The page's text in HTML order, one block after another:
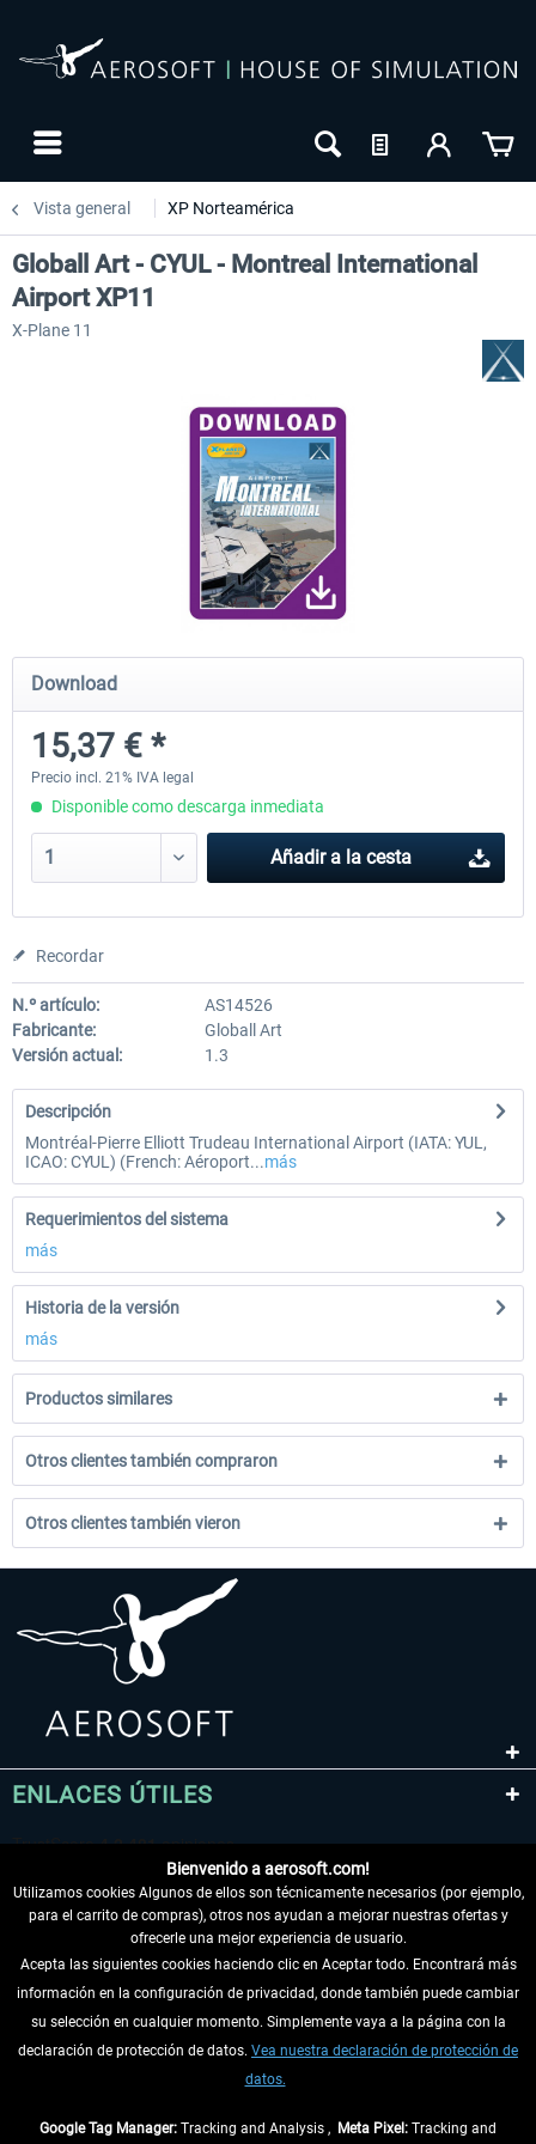
Vista general XP Norteamérica
Base San...
Globall Art - CYUL - Montreal International
Airport XP11
X-Plane 11
Download
15,37 € *
Precio incl. 21% IVA legal
Disponible como descarga inmediata
Añadir a la cesta
Recordar
N.º artículo:
AS14526
Fabricante:
Globall Art
Versión actual:
1.3
Descripción
Montréal-Pierre Elliott Trudeau International Airport (IATA: YUL,
ICAO: CYUL) (French: Aéroport...más
Requerimientos del sistema
más
Historia de la versión
más
Productos similares
Otros clientes también compraron
Otros clientes también vieron
ENLACES ÚTILES
DESISTIR DEL CONTRATO
INFORMACIÓN
Bienvenido a aerosoft.com!
Utilizamos cookies Algunos de ellos son técnicamente necesarios (por ejemplo,
para el carrito de compras), otros nos ayudan a mejorar nuestras ofertas y
ofrecerle una mejor experiencia de usuario.
Acepta las siguientes cookies haciendo clic en Aceptar todo. Encontrará más
información en la configuración de privacidad, donde también puede cambiar
su selección en cualquier momento. Simplemente vaya a la página con la
declaración de protección de datos. Vea nuestra declaración de protección de
datos.
Google Tag Manager: Tracking and Analysis , Meta Pixel: Tracking and